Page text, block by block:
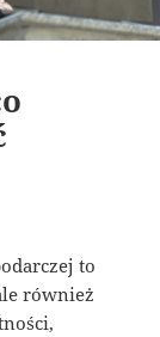
to
również